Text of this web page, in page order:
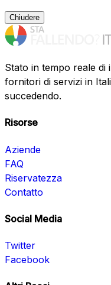
Chiudere
Stato in tempo reale
fornitori di servizi in
succedendo.
Risorse
Aziende
FAQ
Riservatezza
Contatto
Social Media
Twitter
Facebook